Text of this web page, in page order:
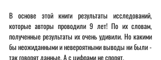
В основе этой книги результаты исследований,
которые авторы проводили 9 лет! По их словам,
полученные результаты их очень удивили. Но какими
бы неожиданными и невероятными выводы ни были -
так говорят данные. А с цифрами не спорят.